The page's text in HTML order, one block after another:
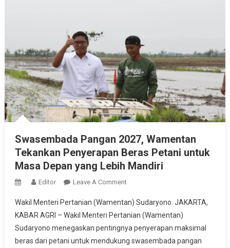
Swasembada Pangan 2027, Wamentan
Tekankan Penyerapan Beras Petani untuk
Masa Depan yang Lebih Mandiri
Editor Leave A CommentOn
Pangan
2027,
Wamentan
Tekankan
Wakil Menteri Pertanian (Wamentan) Sudaryono. JAKARTA,
KABAR AGRI – Wakil Menteri Pertanian (Wamentan)
Sudaryono menegaskan pentingnya penyerapan maksimal
beras dari petani untuk mendukung swasembada pangan